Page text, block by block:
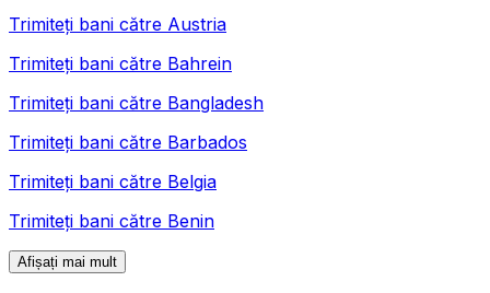
Trimiteți bani către Austria
Trimiteți bani către Bahrein
Trimiteți bani către Bangladesh
Trimiteți bani către Barbados
Trimiteți bani către Belgia
Trimiteți bani către Benin
Afișați mai mult